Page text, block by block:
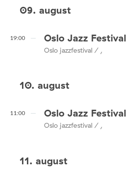
09. august
19:00 Oslo Jazz Festival
Oslo jazzfestival / ,
10. august
11:00 Oslo Jazz Festival
Oslo jazzfestival / ,
11. august